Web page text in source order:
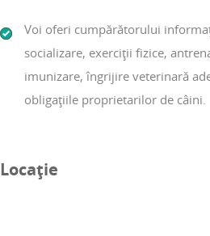
Voi oferi cumpărătorului
socializare, exerciții fizice,
imunizare, îngrijire veterinară
obligațiile proprietarilor de câini.
Locație